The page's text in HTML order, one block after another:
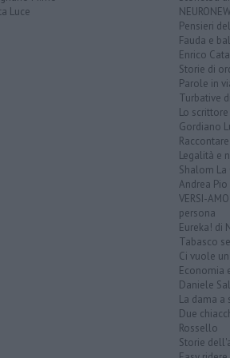
Luce
Pensieri
Fauda e
Enrico
Storie di
Parole in
Turbative
Lo
Gordiano
Legalità e
Shalom
Andrea
VERSI-
persona
Eureka! di
Tabasco
Ci vuole
Economia
Daniele
La dama a
Due
Rossello
Storie